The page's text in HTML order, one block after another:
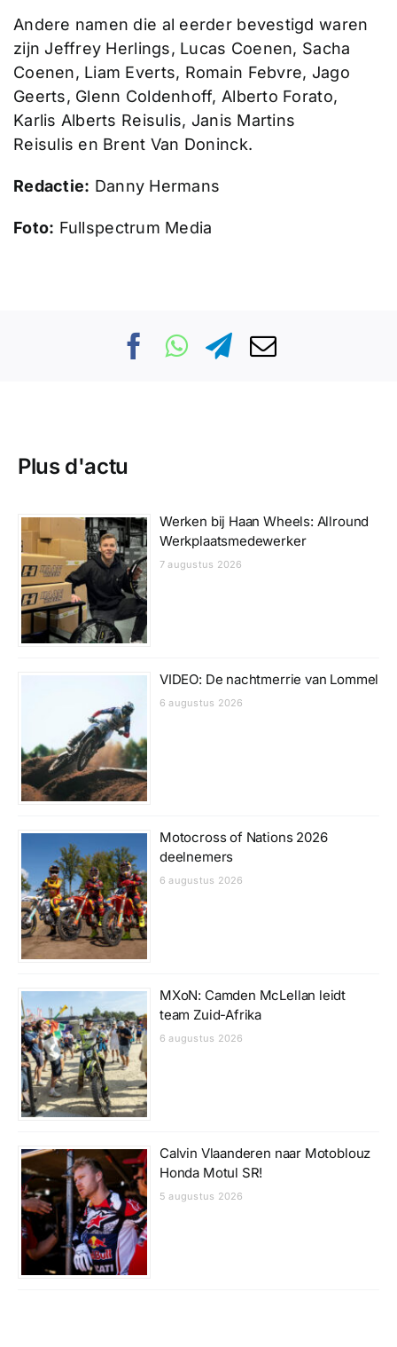
Andere namen die al eerder bevestigd waren
zijn Jeffrey Herlings, Lucas Coenen, Sacha
Coenen, Liam Everts, Romain Febvre, Jago
Geerts, Glenn Coldenhoff, Alberto Forato,
Karlis Alberts Reisulis, Janis Martins
Reisulis en Brent Van Doninck.
Redactie: Danny Hermans
Foto: Fullspectrum Media
Plus d'actu
Werken bij Haan Wheels: Allround
Werkplaatsmedewerker
7 augustus 2026
VIDEO: De nachtmerrie van Lommel
6 augustus 2026
Motocross of Nations 2026
deelnemers
6 augustus 2026
MXoN: Camden McLellan leidt
team Zuid-Afrika
6 augustus 2026
Calvin Vlaanderen naar Motoblouz
Honda Motul SR!
5 augustus 2026